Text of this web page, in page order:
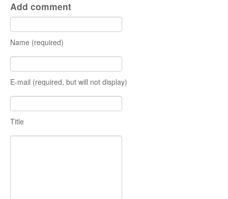
Add comment
Name (required)
E-mail (required, but will not display)
Title